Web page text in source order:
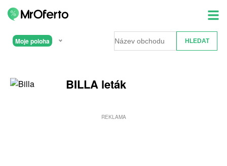
Moje poloha
BILLA leták
REKLAMA